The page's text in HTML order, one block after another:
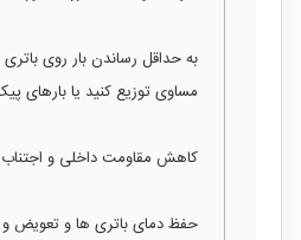
به حداقل رساندن بار روی
مساوی توزیع کنید یا بارهای
کاهش مقاومت داخلی و اجتناب
حفظ دمای باتری ها و تعویض و